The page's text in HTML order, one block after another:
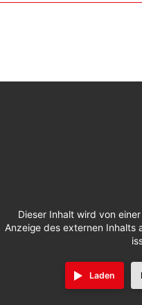
Dieser Inhalt wird von
Anzeige des externen Inhalts
Laden